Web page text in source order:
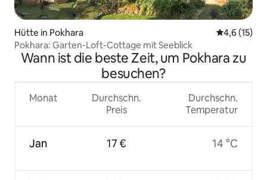
Hütte in Pokhara
4,6 (15)
Pokhara: Garten-Loft-Cottage mit Seeblick
Wann ist die beste Zeit, um Pokhara zu
besuchen?
Monat
Jan
Durchschn.
Preis
17 €
Durchschn.
Temperatur
14 °C